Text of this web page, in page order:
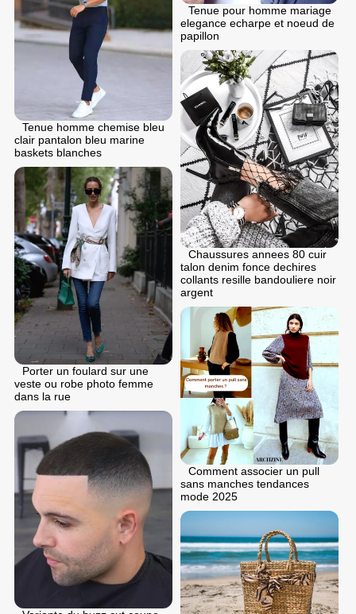
Tenue pour homme mariage
elegance echarpe et noeud de
papillon
Tenue homme chemise bleu
clair pantalon bleu marine
baskets blanches
Chaussures annees 80 cuir
talon denim fonce dechires
collants resille bandouliere noir
argent
Porter un foulard sur une
veste ou robe photo femme
dans la rue
Comment associer un pull
sans manches tendances
mode 2025